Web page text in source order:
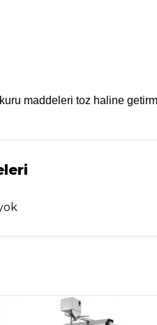
kuru maddeleri toz haline